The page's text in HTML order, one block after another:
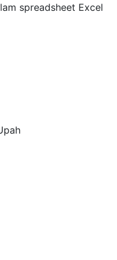
spreadsheet Excel